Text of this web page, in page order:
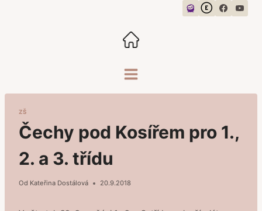
ZŠ
Čechy pod Kosířem pro 1.,
2. a 3. třídu
Od Kateřina Dostálová 20.9.2018